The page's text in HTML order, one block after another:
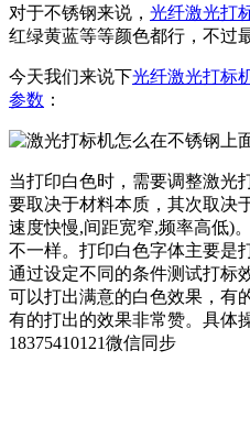
对于不锈钢来说， 光纤激光打
红绿黄蓝等等颜色都行，不过
今天我们来说下光纤激光打标
参数 ：
当打印白色时，需要调整激光
要取决于材料本质，其次取决
速度快慢,间距宽窄,频率高低)
不一样。打印白色字体主要是
通过设定不同的条件测试打标
可以打出满意的白色效果，有
有的打出的效果非常赞。具体
18375410121微信同步